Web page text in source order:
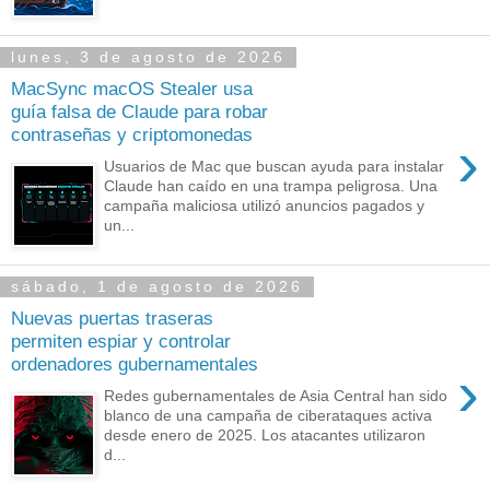
lunes, 3 de agosto de 2026
MacSync macOS Stealer usa
guía falsa de Claude para robar
contraseñas y criptomonedas
›
Usuarios de Mac que buscan ayuda para instalar
Claude han caído en una trampa peligrosa. Una
campaña maliciosa utilizó anuncios pagados y
un...
sábado, 1 de agosto de 2026
Nuevas puertas traseras
permiten espiar y controlar
ordenadores gubernamentales
›
Redes gubernamentales de Asia Central han sido
blanco de una campaña de ciberataques activa
desde enero de 2025. Los atacantes utilizaron
d...